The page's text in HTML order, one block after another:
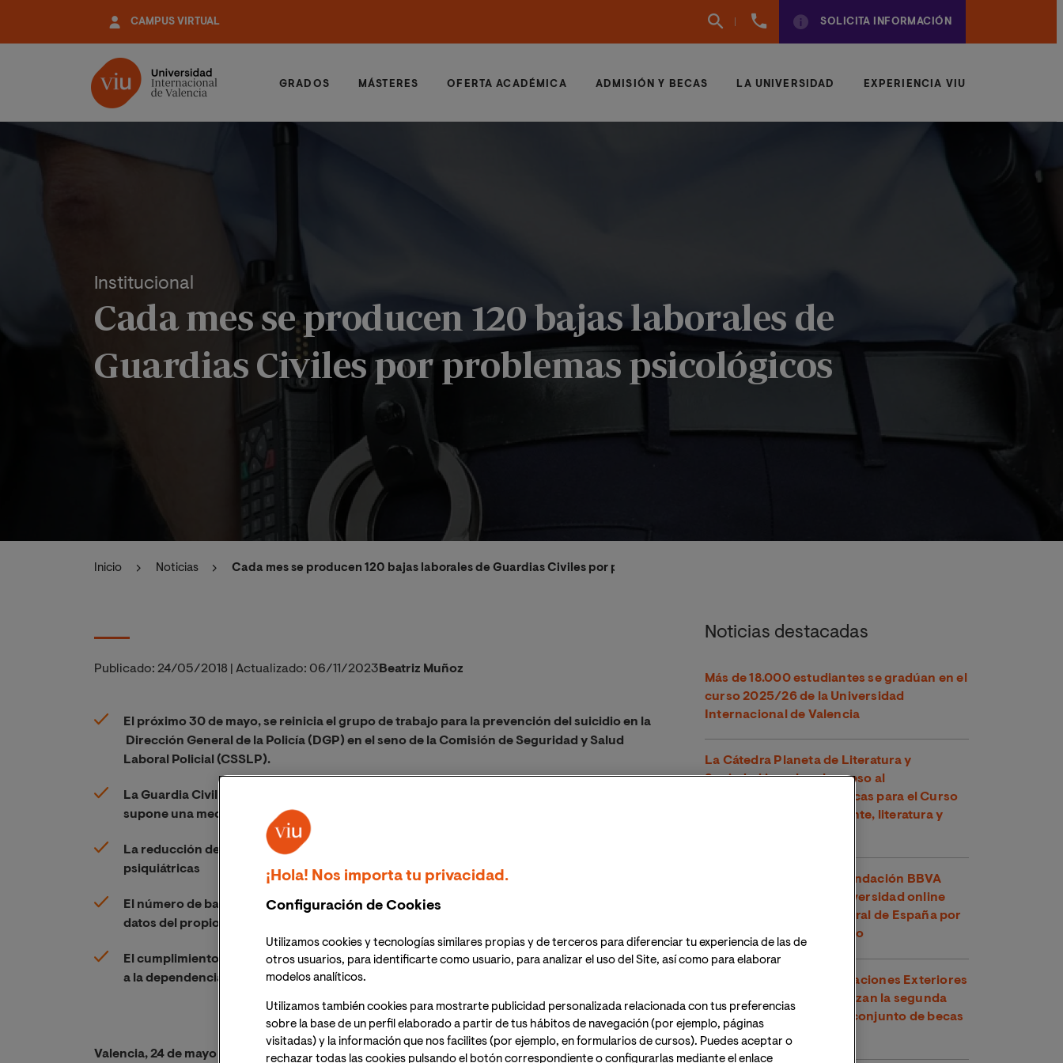
contenido
CAMPUS VIRTUAL
960
SOLICITA INFORMACIÓN
GRADOS MÁSTERES OFERTA ACADÉMICA ADMISIÓN Y BECAS LA UNIVERSIDAD EXPERIENCIA VIU
Institucional
Cada mes se producen 120 bajas laborales de
Guardias Civiles por problemas psicológicos
Inicio Noticias Cada mes se producen 120 bajas laborales de Guardias Civiles por problemas psicológicos
Publicado: 24/05/2018 Actualizado: 06/11/2023 Beatriz Muñoz
El próximo30 de mayo, se reinicia el grupo de trabajo para la prevención del suicidio en la
Dirección General de la Policía (DGP) en el seno de la Comisión de Seguridad y Salud
Laboral Policial (CSSLP).
La Guardia Civil cuenta con 62 psicólogos para atender a los más de 77.000 agentes lo que
supone una media de 1 psicólogo por cada 1.242 agentes
La reducción de psicólogos en los cuerpos policiales, hace aumentar el número de bajas
psiquiátricas
El número de bajas psicológicas en la Policía Nacional en el 2016 ascendió a 466, según
datos del propio Gobierno
El cumplimiento de las normas de prevención en la Policía Local es más complicada debida
a la dependencia de los agentes de los Ayuntamientos
Valencia, 24 de mayo de 2018.-Desde la entrada en vigor, hace más de 20 años, de la Ley de
Noticias destacadas
Más de 18.000 estudiantes se gradúan en el
curso 2025/26 de la Universidad
Internacional de Valencia
La Cátedra Planeta de Literatura y
Sociedad impulsa el acceso al
conocimiento con 30 becas para el Curso
de Verano "Medio ambiente, literatura y
El U-Ranking 2026 de Fundación BBVA
señala a VIU como la universidad online
con mejor inserción laboral de España por
segundo año consecutivo
VIU y el Ministerio de Relaciones Exteriores
y Culto de Costa Rica lanzan la segunda
edición de su programa conjunto de becas
para maestrías oficiales
¡Hola! Nos importa tu privacidad.
Configuración de Cookies
Utilizamos cookies y tecnologías similares propias y de terceros para diferenciar tu experiencia de las de
otros usuarios, para identificarte como usuario, para analizar el uso del Site, así como para elaborar
modelos analíticos.
Utilizamos también cookies para mostrarte publicidad personalizada relacionada con tus preferencias
sobre la base de un perfil elaborado a partir de tus hábitos de navegación (por ejemplo, páginas
visitadas) y la información que nos facilites (por ejemplo, en formularios de cursos). Puedes aceptar o
rechazar todas las cookies pulsando el botón correspondiente o configurarlas mediante el enlace